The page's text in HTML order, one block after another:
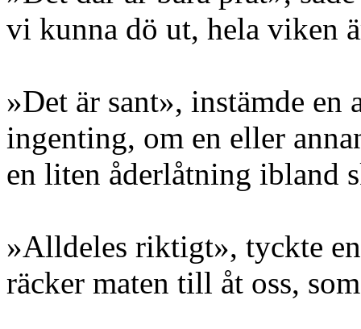
vi kunna dö ut, hela viken
»Det är sant», instämde en
ingenting, om en eller
en liten åderlåtning ibland
»Alldeles riktigt», tyckte
räcker maten till åt oss,